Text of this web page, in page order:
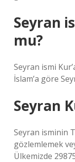
Seyran
mu?
Seyran ismi
İslam’a göre
Seyran
Seyran isminin
gözlemlemek
Ülkemizde